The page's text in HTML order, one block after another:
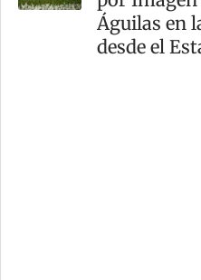
Águilas en
desde el